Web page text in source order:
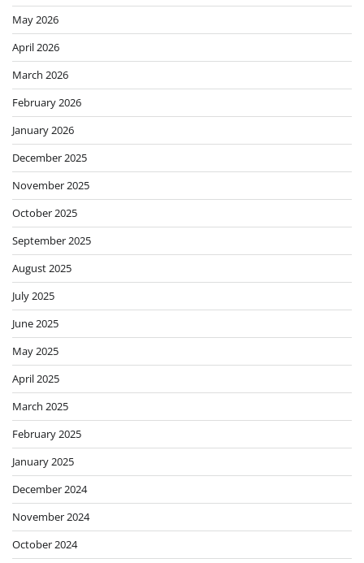
May 2026
April 2026
March 2026
February 2026
January 2026
December 2025
November 2025
October 2025
September 2025
August 2025
July 2025
June 2025
May 2025
April 2025
March 2025
February 2025
January 2025
December 2024
November 2024
October 2024